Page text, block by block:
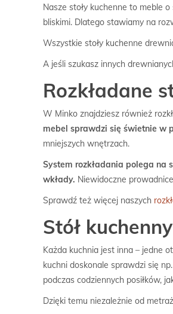
Nasze stoły kuchenne to meble
bliskimi. Dlatego stawiamy na
Wszystkie stoły kuchenne
A jeśli szukasz innych
Rozkładane
W Minko znajdziesz również
mebel sprawdzi się świetnie w
mniejszych wnętrzach.
System rozkładania polega na
wkłady. Niewidoczne
Sprawdź też więcej naszych
Stół
Każda kuchnia jest inna – jedne
kuchni doskonale sprawdzi się
podczas codziennych posiłków,
Dzięki temu niezależnie od